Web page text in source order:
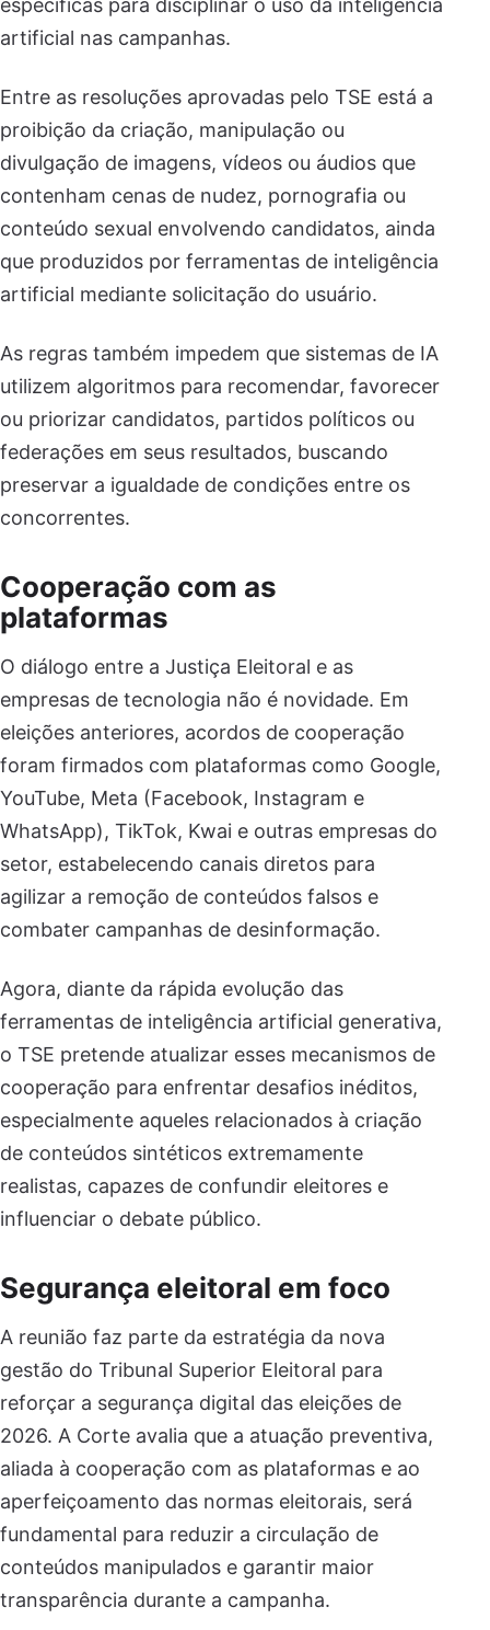
específicas para disciplinar o uso da inteligência
artificial nas campanhas.
Entre as resoluções aprovadas pelo TSE está a
proibição da criação, manipulação ou
divulgação de imagens, vídeos ou áudios que
contenham cenas de nudez, pornografia ou
conteúdo sexual envolvendo candidatos, ainda
que produzidos por ferramentas de inteligência
artificial mediante solicitação do usuário.
As regras também impedem que sistemas de IA
utilizem algoritmos para recomendar, favorecer
ou priorizar candidatos, partidos políticos ou
federações em seus resultados, buscando
preservar a igualdade de condições entre os
concorrentes.
Cooperação com as
plataformas
O diálogo entre a Justiça Eleitoral e as
empresas de tecnologia não é novidade. Em
eleições anteriores, acordos de cooperação
foram firmados com plataformas como Google,
YouTube, Meta (Facebook, Instagram e
WhatsApp), TikTok, Kwai e outras empresas do
setor, estabelecendo canais diretos para
agilizar a remoção de conteúdos falsos e
combater campanhas de desinformação.
Agora, diante da rápida evolução das
ferramentas de inteligência artificial generativa,
o TSE pretende atualizar esses mecanismos de
cooperação para enfrentar desafios inéditos,
especialmente aqueles relacionados à criação
de conteúdos sintéticos extremamente
realistas, capazes de confundir eleitores e
influenciar o debate público.
Segurança eleitoral em foco
A reunião faz parte da estratégia da nova
gestão do Tribunal Superior Eleitoral para
reforçar a segurança digital das eleições de
2026. A Corte avalia que a atuação preventiva,
aliada à cooperação com as plataformas e ao
aperfeiçoamento das normas eleitorais, será
fundamental para reduzir a circulação de
conteúdos manipulados e garantir maior
transparência durante a campanha.